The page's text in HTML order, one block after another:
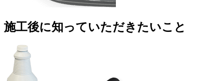
施工後に知っていただきたいこと